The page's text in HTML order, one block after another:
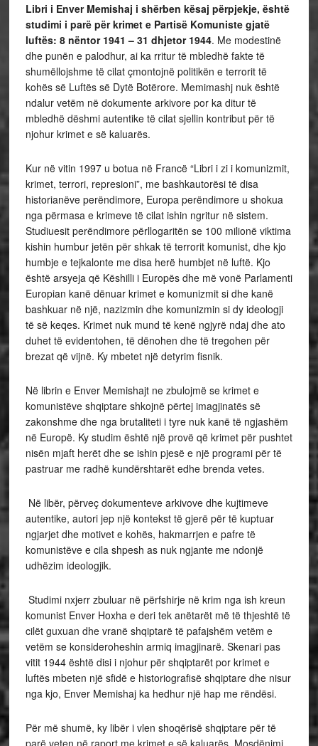
Libri i Enver Memishaj i shërben kësaj përpjekje, është
studimi i parë për krimet e Partisë Komuniste gjatë
luftës: 8 nëntor 1941 – 31 dhjetor 1944. Me modestinë
dhe punën e palodhur, ai ka rritur të mbledhë fakte të
shumëllojshme të cilat çmontojnë politikën e terrorit të
kohës së Luftës së Dytë Botërore. Memimashj nuk është
ndalur vetëm në dokumente arkivore por ka ditur të
mbledhë dëshmi autentike të cilat sjellin kontribut për të
njohur krimet e së kaluarës.
Kur në vitin 1997 u botua në Francë “Libri i zi i komunizmit,
krimet, terrori, represioni”, me bashkautorësi të disa
historianëve perëndimore, Europa perëndimore u shokua
nga përmasa e krimeve të cilat ishin ngritur në sistem.
Studiuesit perëndimore përllogaritën se 100 milionë viktima
kishin humbur jetën për shkak të terrorit komunist, dhe kjo
humbje e tejkalonte me disa herë humbjet në luftë. Kjo
është arsyeja që Këshilli i Europës dhe më vonë Parlamenti
Europian kanë dënuar krimet e komunizmit si dhe kanë
bashkuar në një, nazizmin dhe komunizmin si dy ideologji
të së keqes. Krimet nuk mund të kenë ngjyrë ndaj dhe ato
duhet të evidentohen, të dënohen dhe të tregohen për
brezat që vijnë. Ky mbetet një detyrim fisnik.
Në librin e Enver Memishajt ne zbulojmë se krimet e
komunistëve shqiptare shkojnë përtej imagjinatës së
zakonshme dhe nga brutaliteti i tyre nuk kanë të ngjashëm
në Europë. Ky studim është një provë që krimet për pushtet
nisën mjaft herët dhe se ishin pjesë e një programi për të
pastruar me radhë kundërshtarët edhe brenda vetes.
Në libër, përveç dokumenteve arkivove dhe kujtimeve
autentike, autori jep një kontekst të gjerë për të kuptuar
ngjarjet dhe motivet e kohës, hakmarrjen e pafre të
komunistëve e cila shpesh as nuk ngjante me ndonjë
udhëzim ideologjik.
Studimi nxjerr zbuluar në përfshirje në krim nga ish kreun
komunist Enver Hoxha e deri tek anëtarët më të thjeshtë të
cilët guxuan dhe vranë shqiptarë të pafajshëm vetëm e
vetëm se konsideroheshin armiq imagjinarë. Skenari pas
vitit 1944 është disi i njohur për shqiptarët por krimet e
luftës mbeten një sfidë e historiografisë shqiptare dhe nisur
nga kjo, Enver Memishaj ka hedhur një hap me rëndësi.
Për më shumë, ky libër i vlen shoqërisë shqiptare për të
parë veten në raport me krimet e së kaluarës. Mosdënimi